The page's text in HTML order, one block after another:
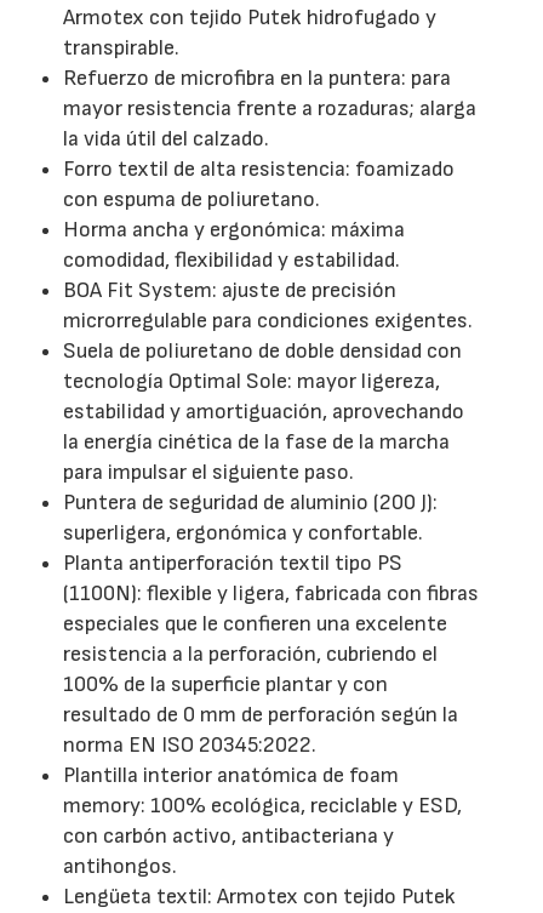
Armotex con tejido Putek hidrofugado y
transpirable.
Refuerzo de microfibra en la puntera: para
mayor resistencia frente a rozaduras; alarga
la vida útil del calzado.
Forro textil de alta resistencia: foamizado
con espuma de poliuretano.
Horma ancha y ergonómica: máxima
comodidad, flexibilidad y estabilidad.
BOA Fit System: ajuste de precisión
microrregulable para condiciones exigentes.
Suela de poliuretano de doble densidad con
tecnología Optimal Sole: mayor ligereza,
estabilidad y amortiguación, aprovechando
la energía cinética de la fase de la marcha
para impulsar el siguiente paso.
Puntera de seguridad de aluminio (200 J):
superligera, ergonómica y confortable.
Planta antiperforación textil tipo PS
(1100N): flexible y ligera, fabricada con fibras
especiales que le confieren una excelente
resistencia a la perforación, cubriendo el
100% de la superficie plantar y con
resultado de 0 mm de perforación según la
norma EN ISO 20345:2022.
Plantilla interior anatómica de foam
memory: 100% ecológica, reciclable y ESD,
con carbón activo, antibacteriana y
antihongos.
Lengüeta textil: Armotex con tejido Putek